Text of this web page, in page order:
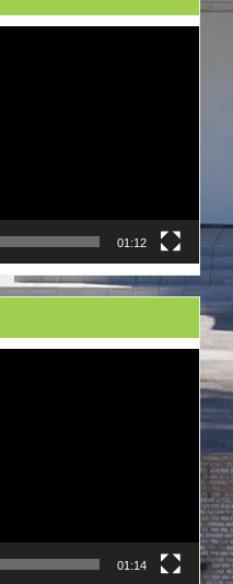
01:12
01:14